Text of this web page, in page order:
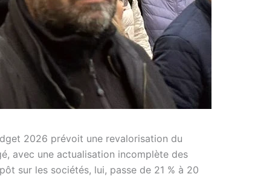
2026 prévoit une revalorisation du
avec une actualisation incomplète des
sur les sociétés, lui, passe de 21 % à 20